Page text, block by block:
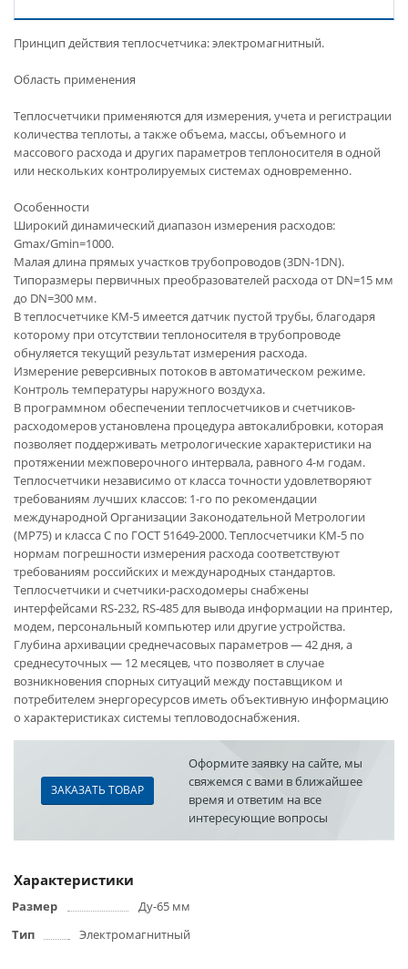
Принцип действия теплосчетчика: электромагнитный.
Область применения
Теплосчетчики применяются для измерения, учета и регистрации
количества теплоты, а также объема, массы, объемного и
массового расхода и других параметров теплоносителя в одной
или нескольких контролируемых системах одновременно.
Особенности
Широкий динамический диапазон измерения расходов:
Gmax/Gmin=1000.
Малая длина прямых участков трубопроводов (3DN-1DN).
Типоразмеры первичных преобразователей расхода от DN=15 мм
до DN=300 мм.
В теплосчетчике КМ-5 имеется датчик пустой трубы, благодаря
которому при отсутствии теплоносителя в трубопроводе
обнуляется текущий результат измерения расхода.
Измерение реверсивных потоков в автоматическом режиме.
Контроль температуры наружного воздуха.
В программном обеспечении теплосчетчиков и счетчиков-
расходомеров установлена процедура автокалибровки, которая
позволяет поддерживать метрологические характеристики на
протяжении межповерочного интервала, равного 4-м годам.
Теплосчетчики независимо от класса точности удовлетворяют
требованиям лучших классов: 1-го по рекомендации
международной Организации Законодательной Метрологии
(МР75) и класса С по ГОСТ 51649-2000. Теплосчетчики КМ-5 по
нормам погрешности измерения расхода соответствуют
требованиям российских и международных стандартов.
Теплосчетчики и счетчики-расходомеры снабжены
интерфейсами RS-232, RS-485 для вывода информации на принтер,
модем, персональный компьютер или другие устройства.
Глубина архивации среднечасовых параметров — 42 дня, а
среднесуточных — 12 месяцев, что позволяет в случае
возникновения спорных ситуаций между поставщиком и
потребителем энергоресурсов иметь объективную информацию
о характеристиках системы тепловодоснабжения.
ЗАКАЗАТЬ ТОВАР
Оформите заявку на сайте, мы
свяжемся с вами в ближайшее
время и ответим на все
интересующие вопросы
Характеристики
Размер
Ду-65 мм
Тип
Электромагнитный